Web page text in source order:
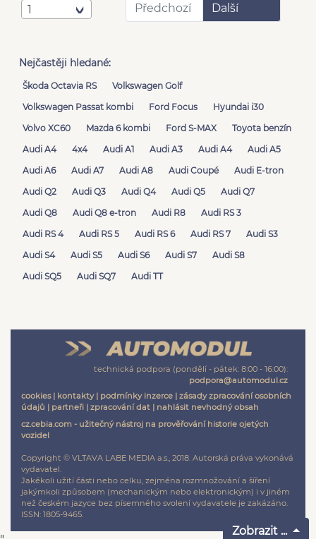
1 Předchozí Další
Nejčastěji hledané:
Škoda Octavia RS
Volkswagen Golf
Volkswagen Passat kombi
Ford Focus
Hyundai i30
Volvo XC60
Mazda 6 kombi Ford S-MAX
Toyota benzín
Audi A4
4x4 Audi A1 Audi A3 Audi A4
Audi A5
Audi A6
Audi A7 Audi A8 Audi Coupé
Audi E-tron
Audi Q2
Audi Q3 Audi Q4 Audi Q5
Audi Q7
Audi Q8
Audi Q8 e-tron Audi R8
Audi RS 3
Audi RS 4
Audi RS 5 Audi RS 6 Audi RS 7
Audi S3
Audi S4
Audi S5 Audi S6 Audi S7
Audi S8
Audi SQ5
Audi SQ7 Audi TT
technická podpora (pondělí - pátek: 8:00 - 16:00):
podpora@automodul.cz
cookies| kontakty| podmínky inzerce | zásady zpracování osobních
údajů | partneři | zpracování dat | nahlásit nevhodný obsah
cz.cebia.com - užitečný nástroj na prověřování historie ojetých
vozidel
Copyright © VLTAVA LABE MEDIA a.s., 2018. Autorská práva vykonává
vydavatel.
Jakékoli užití části nebo celku, zejména rozmnožování a šíření
jakýmkoli způsobem (mechanickým nebo elektronickým) i v jiném
než českém jazyce bez písemného svolení vydavatele je zakázáno.
ISSN: 1805-9465.
Zobrazit ...